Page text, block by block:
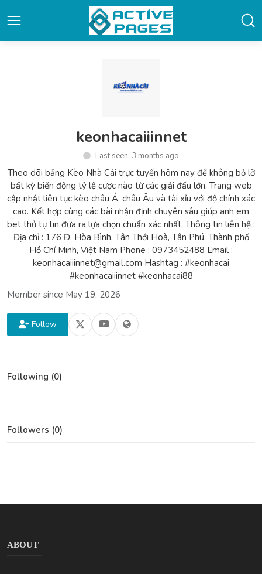
keonhacaiiinnet
Last seen: 3 months ago
Theo dõi bảng Kèo Nhà Cái trực tuyến hôm nay để không bỏ lỡ
bất kỳ biến động tỷ lệ cược nào từ các giải đấu lớn. Trang web
cập nhật liên tục kèo châu Á, châu Âu và tài xỉu với độ chính xác
cao. Kết hợp cùng các bài nhận định chuyên sâu giúp anh em
bet thủ tự tin đưa ra lựa chọn chuẩn xác nhất. Thông tin liên hệ :
Địa chỉ : 176 Đ. Hòa Bình, Tân Thới Hoà, Tân Phú, Thành phố
Hồ Chí Minh, Việt Nam Phone : 0973452488 Email :
keonhacaiiinnet@gmail.com Hashtag : #keonhacai
#keonhacaiiinnet #keonhacai88
Member since May 19, 2026
Follow
Following (0)
Followers (0)
ABOUT